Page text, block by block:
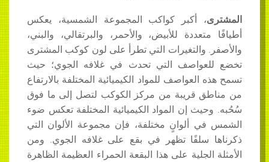
المشترى، أكبر كواكب المجموعة الشمسية، يعكس
أطيافًا متعددة للأبيض، والأحمر، والبرتقالي، والبني،
والأصفر. والتغيرات التي تطرأ على لون كوكب المشترى
تخضع للعواصف التي تحدث في غلافه الجوي؛ حيث
تسمح هذه العواصف للمواد الكيميائية المختلفة بالارتفاع
من مناطق قريبة من مركز الكوكب لتصل إلى ما فوق
سُحُبه. وحيث إن المواد الكيميائية المختلفة تعكس ضوء
الشمس في ألوانٍ مختلفة، فإن مجموعة الألوان التي
ذكرناها سلفًا تظهر في بقع على غلافه الجوي. ومن
الأمثلة الجلية على هذا البقعة الحمراء العظيمة الظاهرة